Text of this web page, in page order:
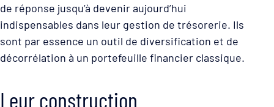
de réponse jusqu’à devenir aujourd’hui
indispensables dans leur gestion de trésorerie. Ils
sont par essence un outil de diversification et de
décorrélation à un portefeuille financier classique.
Leur construction